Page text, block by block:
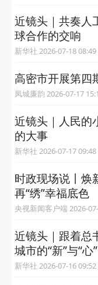
近镜头｜共奏人
球合作的交响
新华社 2026-07-18 08:49
高密市开展第四
凤城廉韵 2026-07-17
近镜头｜人民的
的大事
新华社 2026-07-17 09:48
时政现场说丨焕
再“绣”幸福底色
央视新闻客户端
近镜头｜跟着总
城市的“新”与“心”
新华社 2026-07-16 09:52